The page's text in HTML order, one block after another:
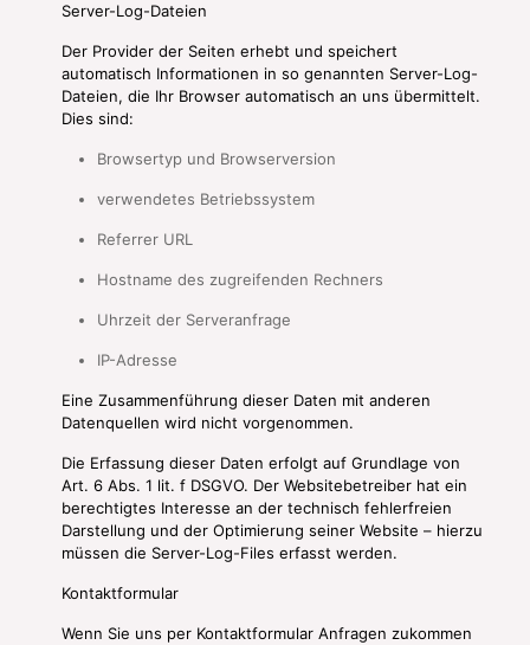
Server-Log-Dateien
Der Provider der Seiten erhebt und speichert
automatisch Informationen in so genannten Server-Log-
Dateien, die Ihr Browser automatisch an uns übermittelt.
Dies sind:
Browsertyp und Browserversion
verwendetes Betriebssystem
Referrer URL
Hostname des zugreifenden Rechners
Uhrzeit der Serveranfrage
IP-Adresse
Eine Zusammenführung dieser Daten mit anderen
Datenquellen wird nicht vorgenommen.
Die Erfassung dieser Daten erfolgt auf Grundlage von
Art. 6 Abs. 1 lit. f DSGVO. Der Websitebetreiber hat ein
berechtigtes Interesse an der technisch fehlerfreien
Darstellung und der Optimierung seiner Website – hierzu
müssen die Server-Log-Files erfasst werden.
Kontaktformular
Wenn Sie uns per Kontaktformular Anfragen zukommen